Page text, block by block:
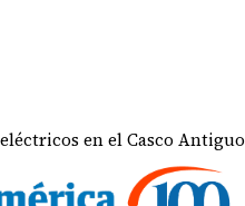
en el Casco Antiguo: